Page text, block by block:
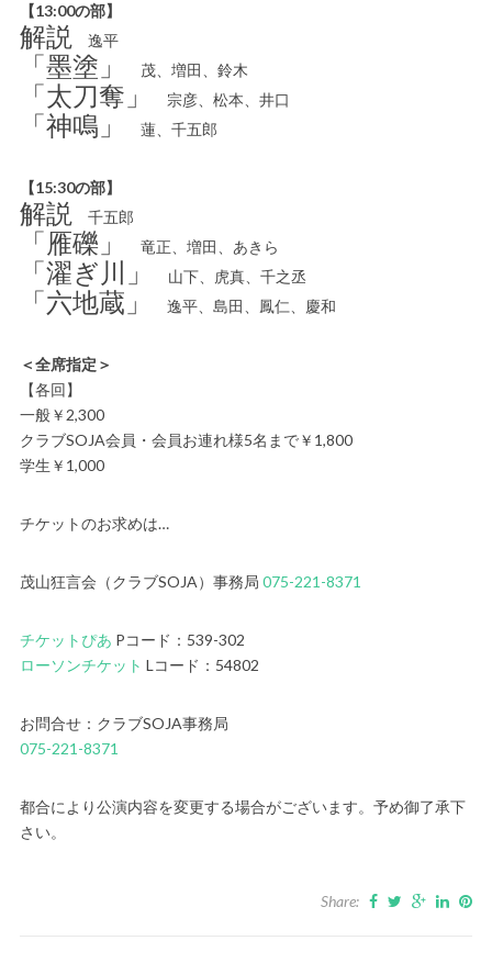
【13:00の部】
解説 逸平
「墨塗」 茂、増田、鈴木
「太刀奪」 宗彦、松本、井口
「神鳴」 蓮、千五郎
【15:30の部】
解説 千五郎
「雁礫」 竜正、増田、あきら
「濯ぎ川」 山下、虎真、千之丞
「六地蔵」 逸平、島田、鳳仁、慶和
＜全席指定＞
【各回】
一般￥2,300
クラブSOJA会員・会員お連れ様5名まで￥1,800
学生￥1,000
チケットのお求めは…
茂山狂言会（クラブSOJA）事務局 075-221-8371
チケットぴあ Pコード：539-302
ローソンチケット Lコード：54802
お問合せ：クラブSOJA事務局
075-221-8371
都合により公演内容を変更する場合がございます。予め御了承下
さい。
Share: